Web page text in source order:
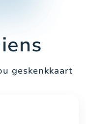
geskenkkaart